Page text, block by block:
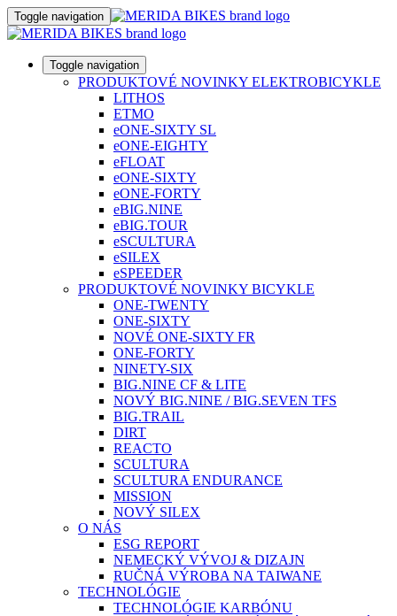
Toggle navigation
Toggle navigation
PRODUKTOVÉ NOVINKY ELEKTROBICYKLE
LITHOS
ETMO
eONE-SIXTY SL
eONE-EIGHTY
eFLOAT
eONE-SIXTY
eONE-FORTY
eBIG.NINE
eBIG.TOUR
eSCULTURA
eSILEX
eSPEEDER
PRODUKTOVÉ NOVINKY BICYKLE
ONE-TWENTY
ONE-SIXTY
NOVÉ ONE-SIXTY FR
ONE-FORTY
NINETY-SIX
BIG.NINE CF & LITE
NOVÝ BIG.NINE / BIG.SEVEN TFS
BIG.TRAIL
DIRT
REACTO
SCULTURA
SCULTURA ENDURANCE
MISSION
NOVÝ SILEX
O NÁS
ESG REPORT
NEMECKÝ VÝVOJ & DIZAJN
RUČNÁ VÝROBA NA TAIWANE
TECHNOLÓGIE
TECHNOLÓGIE KARBÓNU